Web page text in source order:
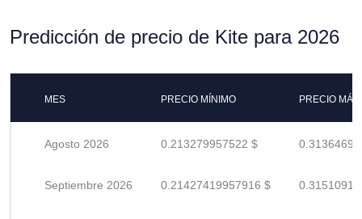
Predicción de precio de Kite para 2026
MES PRECIO MÍNIMO PRECIO
Agosto 2026 0.213279957522 $
Septiembre 2026 0.21427419957916 $